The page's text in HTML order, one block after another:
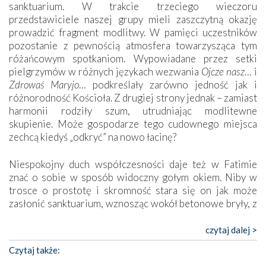
sanktuarium. W trakcie trzeciego wieczoru
przedstawiciele naszej grupy mieli zaszczytną okazję
prowadzić fragment modlitwy. W pamięci uczestników
pozostanie z pewnością atmosfera towarzysząca tym
różańcowym spotkaniom. Wypowiadane przez setki
pielgrzymów w różnych językach wezwania Ojcze nasz… i
Zdrowaś Maryjo… podkreślały zarówno jedność jak i
różnorodność Kościoła. Z drugiej strony jednak – zamiast
harmonii rodziły szum, utrudniając modlitewne
skupienie. Może gospodarze tego cudownego miejsca
zechcą kiedyś „odkryć” na nowo łacinę?
Niespokojny duch współczesności daje też w Fatimie
znać o sobie w sposób widoczny gołym okiem. Niby w
trosce o prostotę i skromność stara się on jak może
zasłonić sanktuarium, wznosząc wokół betonowe bryły, z
katolickiego kultu. Tylko co wspólnego z żywą,
autentyczną wiarą mogą mieć płaskie, szare bunkry albo
kaplice, w których Tabernakulum przypomina bardziej
czytaj dalej >
Czytaj także: